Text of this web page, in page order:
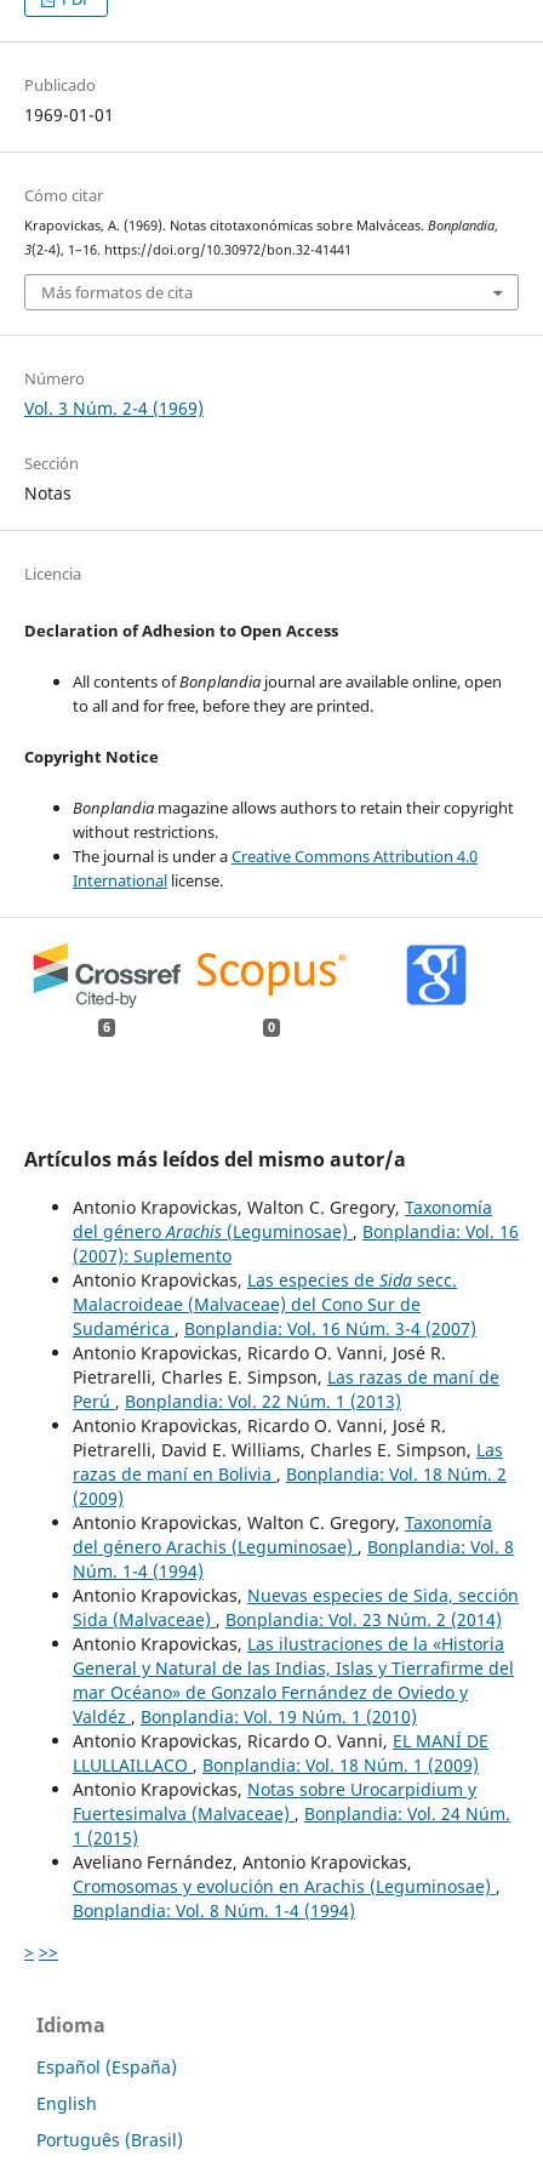
Publicado
1969-01-01
Cómo citar
Krapovickas, A. (1969). Notas citotaxonómicas sobre Malváceas. Bonplandia,
3(2-4), 1–16. https://doi.org/10.30972/bon.32-41441
Más formatos de cita
Número
Vol. 3 Núm. 2-4 (1969)
Sección
Notas
Licencia
Declaration of Adhesion to Open Access
All contents ofBonplandiajournal are available online, open
to all and for free, before they are printed.
Copyright Notice
Bonplandiamagazine allows authors to retain their copyright
without restrictions.
The journal is under aCreative Commons Attribution 4.0
Internationallicense.
6 0
Artículos más leídos del mismo autor/a
Antonio Krapovickas, Walton C. Gregory, Taxonomía
del géneroArachis(Leguminosae) , Bonplandia: Vol. 16
(2007): Suplemento
Antonio Krapovickas, Las especies de Sidasecc.
Malacroideae (Malvaceae) del Cono Sur de
Sudamérica , Bonplandia: Vol. 16 Núm. 3-4 (2007)
Antonio Krapovickas, Ricardo O. Vanni, José R.
Pietrarelli, Charles E. Simpson, Las razas de maní de
Perú , Bonplandia: Vol. 22 Núm. 1 (2013)
Antonio Krapovickas, Ricardo O. Vanni, José R.
Pietrarelli, David E. Williams, Charles E. Simpson, Las
razas de maní en Bolivia , Bonplandia: Vol. 18 Núm. 2
(2009)
Antonio Krapovickas, Walton C. Gregory, Taxonomía
del género Arachis (Leguminosae) , Bonplandia: Vol. 8
Núm. 1-4 (1994)
Antonio Krapovickas, Nuevas especies de Sida, sección
Sida (Malvaceae) , Bonplandia: Vol. 23 Núm. 2 (2014)
Antonio Krapovickas, Las ilustraciones de la «Historia
General y Natural de las Indias, Islas y Tierrafirme del
mar Océano» de Gonzalo Fernández de Oviedo y
Valdéz , Bonplandia: Vol. 19 Núm. 1 (2010)
Antonio Krapovickas, Ricardo O. Vanni, EL MANÍ DE
LLULLAILLACO , Bonplandia: Vol. 18 Núm. 1 (2009)
Antonio Krapovickas, Notas sobre Urocarpidium y
Fuertesimalva (Malvaceae) , Bonplandia: Vol. 24 Núm.
1 (2015)
Aveliano Fernández, Antonio Krapovickas,
Cromosomas y evolución en Arachis (Leguminosae) ,
Bonplandia: Vol. 8 Núm. 1-4 (1994)
> >>
Idioma
Español (España)
English
Português (Brasil)